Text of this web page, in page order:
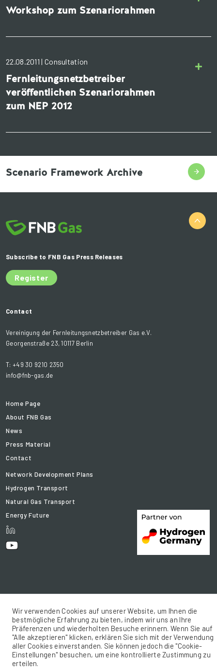
Workshop zum Szenariorahmen
22.08.2011 | Consultation
Fernleitungsnetzbetreiber
veröffentlichen Szenariorahmen
zum NEP 2012
Scenario Framework Archive
Subscribe to FNB Gas Press Releases
Register
Contact
Vereinigung der Fernleitungsnetzbetreiber Gas e.V.
Georgenstraße 23, 10117 Berlin
T: +49 30 9210 2350
info@fnb-gas.de
Home Page
About FNB Gas
News
Press Material
Contact
Network Development Plans
Hydrogen Transport
Natural Gas Transport
Energy Future
© 2021 FNB Gas .e.V. All rights reserved.
Sitemap
Legal Notice Privacy policy
Wir verwenden Cookies auf unserer Website, um Ihnen die
bestmögliche Erfahrung zu bieten, indem wir uns an Ihre
Präferenzen und wiederholten Besuche erinnern. Wenn Sie auf
"Alle akzeptieren" klicken, erklären Sie sich mit der Verwendung
aller Cookies einverstanden. Sie können jedoch die "Cookie-
Einstellungen" besuchen, um eine kontrollierte Zustimmung zu
erteilen.